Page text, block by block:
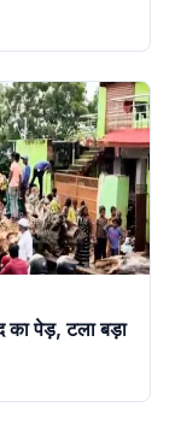
का पेड़, टला बड़ा